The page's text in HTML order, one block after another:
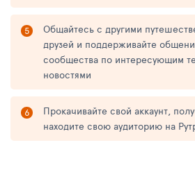
Общайтесь с другими
друзей и поддерживайте
сообщества по интересующим
новостями
Прокачивайте свой аккаунт,
находите свою аудиторию на